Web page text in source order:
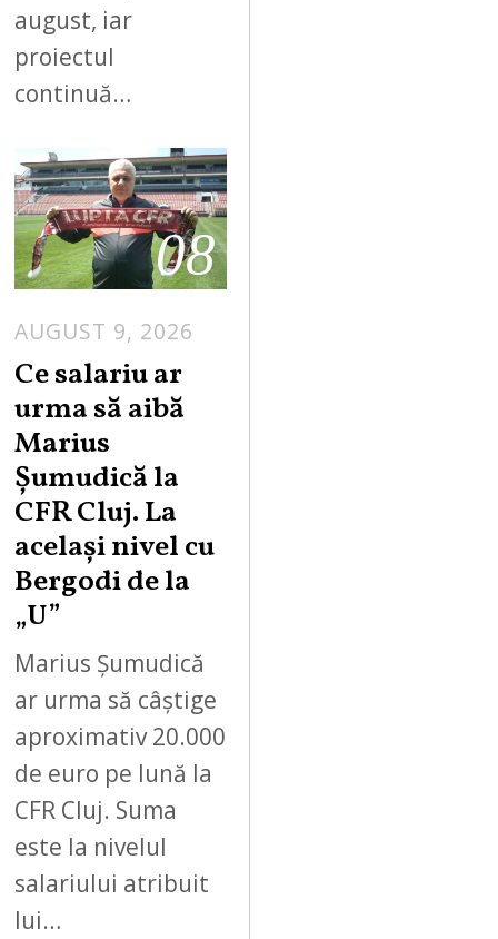
august, iar
proiectul
continuă…
08
AUGUST 9, 2026
Ce salariu ar
urma să aibă
Marius
Șumudică la
CFR Cluj. La
același nivel cu
Bergodi de la
„U”
Marius Șumudică
ar urma să câștige
aproximativ 20.000
de euro pe lună la
CFR Cluj. Suma
este la nivelul
salariului atribuit
lui…